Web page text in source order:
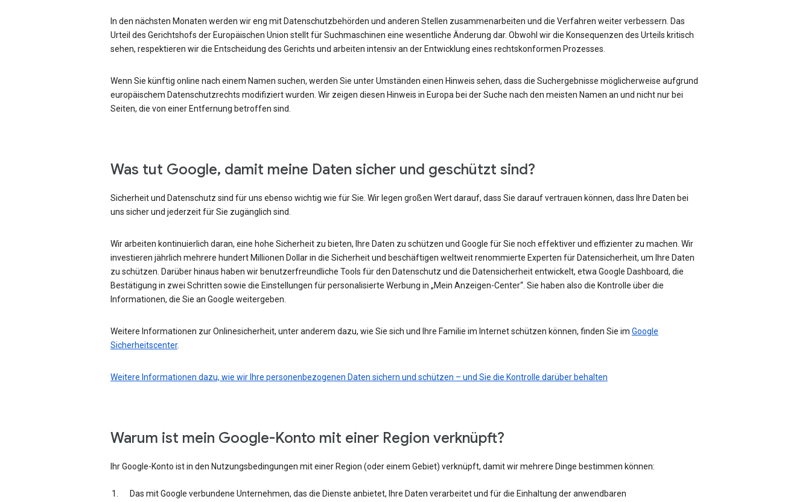
In den nächsten Monaten werden wir eng mit Datenschutzbehörden und anderen Stellen zusammenarbeiten und die Verfahren weiter verbessern. Das
Urteil des Gerichtshofs der Europäischen Union stellt für Suchmaschinen eine wesentliche Änderung dar. Obwohl wir die Konsequenzen des Urteils kritisch
sehen, respektieren wir die Entscheidung des Gerichts und arbeiten intensiv an der Entwicklung eines rechtskonformen Prozesses.
Wenn Sie künftig online nach einem Namen suchen, werden Sie unter Umständen einen Hinweis sehen, dass die Suchergebnisse möglicherweise aufgrund
europäischem Datenschutzrechts modifiziert wurden. Wir zeigen diesen Hinweis in Europa bei der Suche nach den meisten Namen an und nicht nur bei
Seiten, die von einer Entfernung betroffen sind.
Was tut Google, damit meine Daten sicher und geschützt sind?
Sicherheit und Datenschutz sind für uns ebenso wichtig wie für Sie. Wir legen großen Wert darauf, dass Sie darauf vertrauen können, dass Ihre Daten bei
uns sicher und jederzeit für Sie zugänglich sind.
Wir arbeiten kontinuierlich daran, eine hohe Sicherheit zu bieten, Ihre Daten zu schützen und Google für Sie noch effektiver und effizienter zu machen. Wir
investieren jährlich mehrere hundert Millionen Dollar in die Sicherheit und beschäftigen weltweit renommierte Experten für Datensicherheit, um Ihre Daten
zu schützen. Darüber hinaus haben wir benutzerfreundliche Tools für den Datenschutz und die Datensicherheit entwickelt, etwa Google Dashboard, die
Bestätigung in zwei Schritten sowie die Einstellungen für personalisierte Werbung in „Mein Anzeigen-Center“. Sie haben also die Kontrolle über die
Informationen, die Sie an Google weitergeben.
Weitere Informationen zur Onlinesicherheit, unter anderem dazu, wie Sie sich und Ihre Familie im Internet schützen können, finden Sie im Google
Sicherheitscenter.
Weitere Informationen dazu, wie wir Ihre personenbezogenen Daten sichern und schützen – und Sie die Kontrolle darüber behalten
Warum ist mein Google-Konto mit einer Region verknüpft?
Ihr Google-Konto ist in den Nutzungsbedingungen mit einer Region (oder einem Gebiet) verknüpft, damit wir mehrere Dinge bestimmen können:
Das mit Google verbundene Unternehmen, das die Dienste anbietet, Ihre Daten verarbeitet und für die Einhaltung der anwendbaren